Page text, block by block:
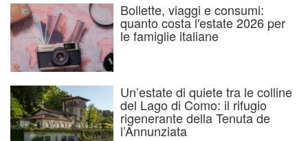
Bollette, viaggi e consumi:
quanto costa l'estate 2026 per
le famiglie italiane
Un’estate di quiete tra le colline
del Lago di Como: il rifugio
rigenerante della Tenuta de
l’Annunziata